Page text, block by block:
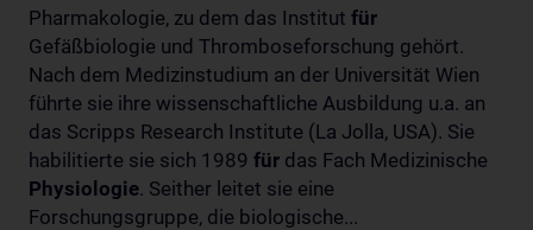
Pharmakologie, zu dem das Institut für
Gefäßbiologie und Thromboseforschung gehört.
Nach dem Medizinstudium an der Universität Wien
führte sie ihre wissenschaftliche Ausbildung u.a. an
das Scripps Research Institute (La Jolla, USA). Sie
habilitierte sie sich 1989 für das Fach Medizinische
Physiologie. Seither leitet sie eine
Forschungsgruppe, die biologische...